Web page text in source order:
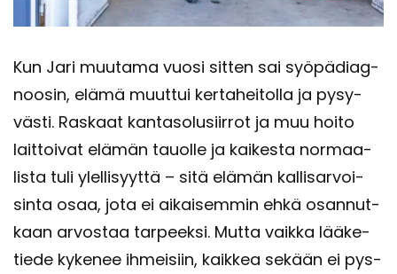
Kun Jari muu­ta­ma vuosi sit­ten sai syö­pä­diag­
noo­sin, elämä muut­tui ker­ta­hei­tol­la ja py­sy­
väs­ti. Ras­kaat kan­ta­so­lusiir­rot ja muu hoito
lait­toi­vat elä­män tauol­le ja kai­kes­ta nor­maa­
lis­ta tuli ylel­li­syyt­tä – sitä elä­män kal­li­sar­voi­
sin­ta osaa, jota ei ai­kai­sem­min ehkä osan­nut­
kaan ar­vos­taa tar­peek­si. Mutta vaik­ka lää­ke­
tie­de ky­ke­nee ih­mei­siin, kaik­kea se­kään ei pys­